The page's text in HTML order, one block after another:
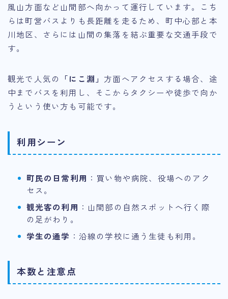
風山方面など山間部へ向かって運行しています。こち
らは町営バスよりも長距離を走るため、町中心部と本
川地区、さらには山間の集落を結ぶ重要な交通手段で
す。
観光で人気の 「にこ淵」 方面へアクセスする場合、途
中までバスを利用し、そこからタクシーや徒歩で向か
うという使い方も可能です。
利用シーン
町民の日常利用 ：買い物や病院、役場へのアク
セス。
観光客の利用 ：山間部の自然スポットへ行く際
の足がわり。
学生の通学 ：沿線の学校に通う生徒も利用。
本数と注意点